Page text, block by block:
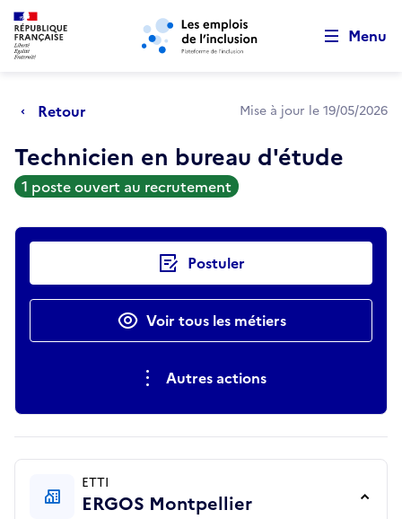
Aller au menu principal Aller au contenu principal
Menu
Retour Mise à jour le 19/05/2026
Technicien en bureau d'étude
1 poste ouvert au recrutement
Actions rapides Postuler
Voir tous les métiers
Autres actions
ETTI
ERGOS Montpellier
Retour au début de la page
Panneau de gestion des cookies